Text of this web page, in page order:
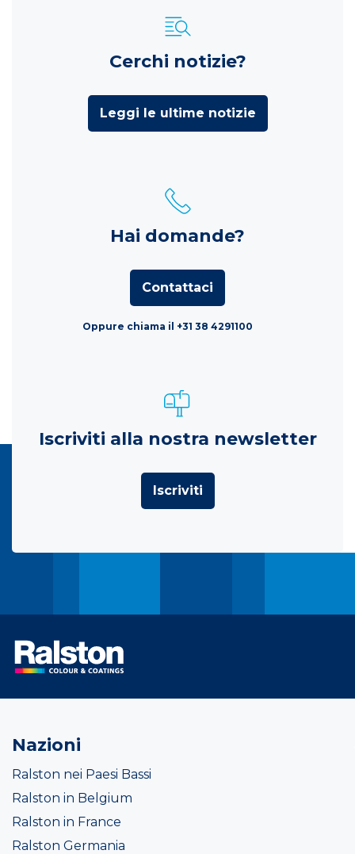
Cerchi notizie?
Leggi le ultime notizie
Hai domande?
Contattaci
Oppure chiama il +31 38 4291100
Iscriviti alla nostra newsletter
Iscriviti
Nazioni
Ralston nei Paesi Bassi
Ralston in Belgium
Ralston in France
Ralston Germania